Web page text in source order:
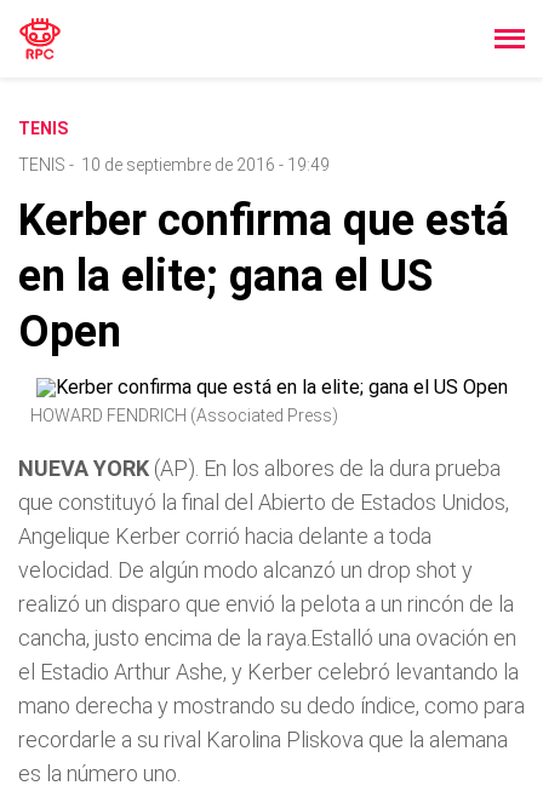
TENIS
TENIS - 10 de septiembre de 2016 - 19:49
Kerber confirma que está
en la elite; gana el US
Open
HOWARD FENDRICH (Associated Press)
NUEVA YORK (AP). En los albores de la dura prueba
que constituyó la final del Abierto de Estados Unidos,
Angelique Kerber corrió hacia delante a toda
velocidad. De algún modo alcanzó un drop shot y
realizó un disparo que envió la pelota a un rincón de la
cancha, justo encima de la raya.Estalló una ovación en
el Estadio Arthur Ashe, y Kerber celebró levantando la
mano derecha y mostrando su dedo índice, como para
recordarle a su rival Karolina Pliskova que la alemana
es la número uno.